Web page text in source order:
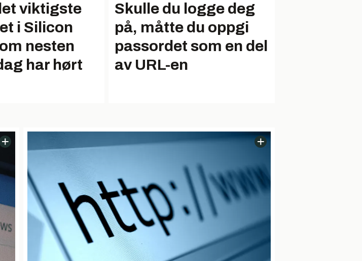
viktigste
i Silicon
nesten
har hørt
Skulle du logge deg
på, måtte du oppgi
passordet som en del
av URL-en